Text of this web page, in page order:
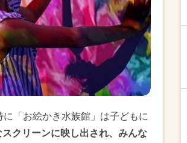
「お絵かき水族館」は子どもに
クリーンに映し出され、みんな